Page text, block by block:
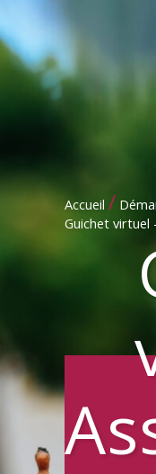
Accueil /
Guichet virtuel